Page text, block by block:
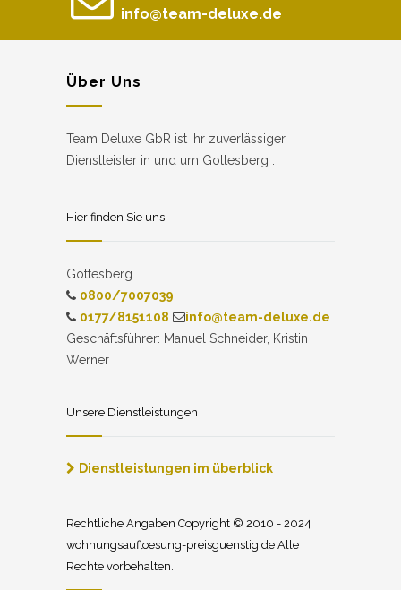
info@team-deluxe.de
Über Uns
Team Deluxe GbR ist ihr zuverlässiger
Dienstleister in und um Gottesberg .
Hier finden Sie uns:
Gottesberg
0800/7007039
0177/8151108
info@team-deluxe.de
Geschäftsführer: Manuel Schneider, Kristin
Werner
Unsere Dienstleistungen
Dienstleistungen im überblick
Rechtliche Angaben Copyright © 2010 - 2024
wohnungsaufloesung-preisguenstig.de Alle
Rechte vorbehalten.